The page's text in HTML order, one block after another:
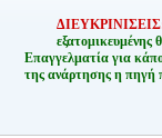
εξατομικευμένης
Επαγγελματία για
της ανάρτησης η πηγή